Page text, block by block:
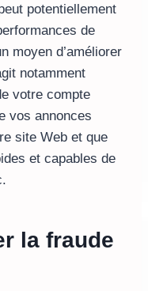
potentiellement
de
moyen d’améliorer
notamment
votre compte
vos annonces
site Web et que
et capables de
la fraude